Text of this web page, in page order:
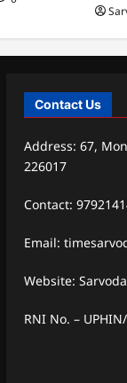
Contact Us
Address: 67,
226017
Contact:
Email:
Website:
RNI No. –